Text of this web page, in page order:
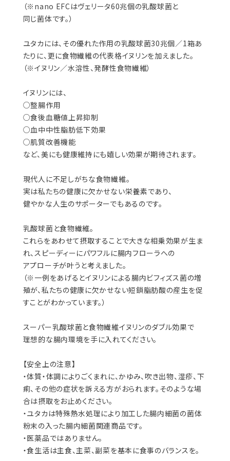
（※nano EFCはヴェリータ60兆個の乳酸球菌と
同じ菌体です。）
ユタカには、その優れた作用の乳酸球菌30兆個／1箱あ
たりに、更に食物繊維の代表格イヌリンを加えました。
（※イヌリン／水溶性、発酵性食物繊維）
イヌリンには、
○整腸作用
○食後血糖値上昇抑制
○血中中性脂肪低下効果
○肌質改善機能
など、美にも健康維持にも嬉しい効果が期待されます。
現代人に不足しがちな食物繊維。
実は私たちの健康に欠かせない栄養素であり、
健やかな人生のサポーターでもあるのです。
乳酸球菌と食物繊維。
これらをあわせて摂取することで大きな相乗効果が生ま
れ、スピーディーにパワフルに腸内フローラへの
アプローチが叶うと考えました。
（※一例をあげるとイヌリンによる腸内ビフィズス菌の増
殖が、私たちの健康に欠かせない短鎖脂肪酸の産生を促
すことがわかっています。）
スーパー乳酸球菌と食物繊維イヌリンのダブル効果で
理想的な腸内環境を手に入れてください。
【安全上の注意】
・体質・体調によりごくまれに、かゆみ、吹き出物、湿疹、下
痢、その他の症状を訴える方がおられます。そのような場
合は摂取をお止めください。
・ユタカは特殊熱水処理により加工した腸内細菌の菌体
粉末の入った腸内細菌関連商品です。
・医薬品ではありません。
・食生活は主食、主菜、副菜を基本に食事のバランスを。